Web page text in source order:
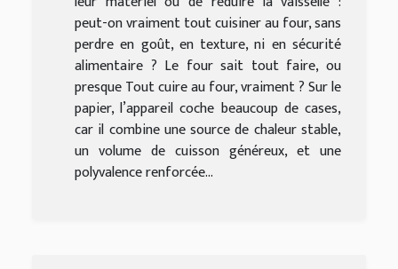
peut-on vraiment tout cuisiner au four, sans
perdre en goût, en texture, ni en sécurité
alimentaire ? Le four sait tout faire, ou
presque Tout cuire au four, vraiment ? Sur le
papier, l’appareil coche beaucoup de cases,
car il combine une source de chaleur stable,
un volume de cuisson généreux, et une
polyvalence renforcée...